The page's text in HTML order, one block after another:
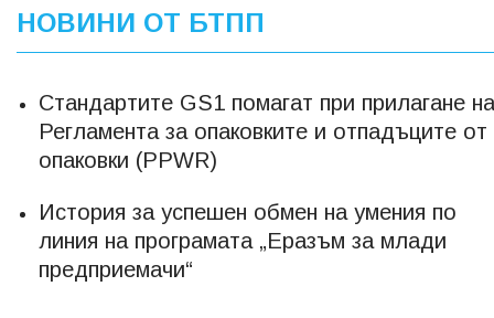
НОВИНИ ОТ БТПП
Стандартите GS1 помагат при прилагане на
Регламента за опаковките и отпадъците от
опаковки (PPWR)
История за успешен обмен на умения по
линия на програмата „Еразъм за млади
предприемачи“